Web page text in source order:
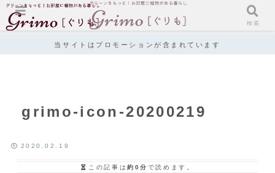
当サイトはプロモーションが含まれています
grimo-icon-20200219
2020.02.19
この記事は約0分 で読めます。
メニュー 検索